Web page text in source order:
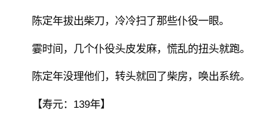
陈定年拔出柴刀，冷冷扫了那些仆役一眼。
霎时间，几个仆役头皮发麻，慌乱的扭头就跑。
陈定年没理他们，转头就回了柴房，唤出系统。
【寿元：139年】